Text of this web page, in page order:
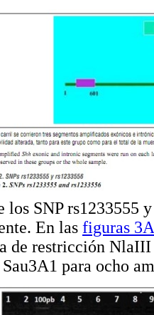
los SNP rs1233555
En las figuras 3A
de restricción
para ocho